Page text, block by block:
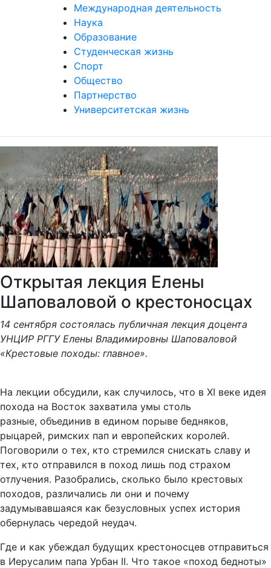
Международная деятельность
Наука
Образование
Студенческая жизнь
Спорт
Общество
Партнерство
Университетская жизнь
Открытая лекция Елены
Шаповаловой о крестоносцах
14 сентября состоялась публичная лекция доцента
УНЦИР РГГУ Елены Владимировны Шаповаловой
«Крестовые походы: главное».
На лекции обсудили, как случилось, что в XI веке идея
похода на Восток захватила умы столь
разные, объединив в едином порыве бедняков,
рыцарей, римских пап и европейских королей.
Поговорили о тех, кто стремился снискать славу и
тех, кто отправился в поход лишь под страхом
отлучения. Разобрались, сколько было крестовых
походов, различались ли они и почему
задумывавшаяся как безусловных успех история
обернулась чередой неудач.
Где и как убеждал будущих крестоносцев отправиться
в Иерусалим папа Урбан II. Что такое «поход бедноты»